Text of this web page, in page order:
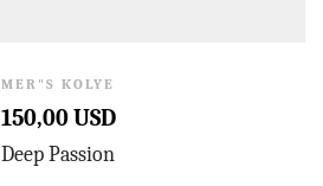
MER"S KOLYE
150,00 USD
Deep Passion